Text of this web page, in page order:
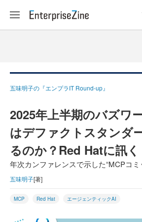
五味明子の『エンプラIT Round-up』
2025年上半期のバズワ
はデファクトスタンダ
るのか？Red Hatに訊く
年次カンファレンスで示した“MCPコミ
五味明子[著]
MCP Red Hat エージェンティックAI